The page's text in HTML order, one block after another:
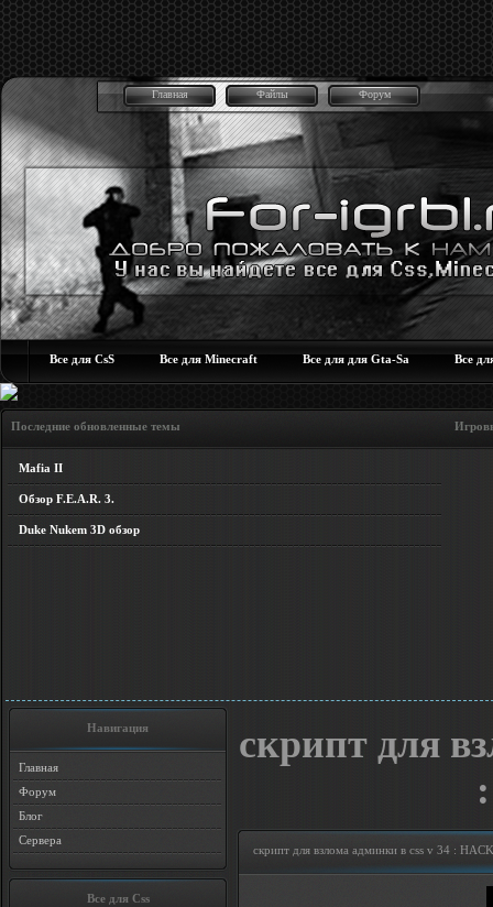
Главная Файлы Форум
Все для CsS Все для Minecraft Все для для Gta-Sa Все
Последние обновленные темы Игровые
Mafia II
Обзор F.E.A.R. 3.
Duke Nukem 3D обзор
Навигация
Главная
Форум
Блог
Сервера
Все для Css
скрипт для
скрипт для взлома админки в css v 34 :